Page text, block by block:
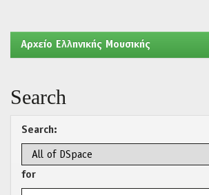
Aρχείο Ελληνικής Μουσικής
Search
Search:
for